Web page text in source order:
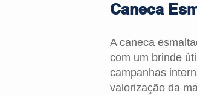
Caneca
A caneca
com um brinde
campanhas
valorização da